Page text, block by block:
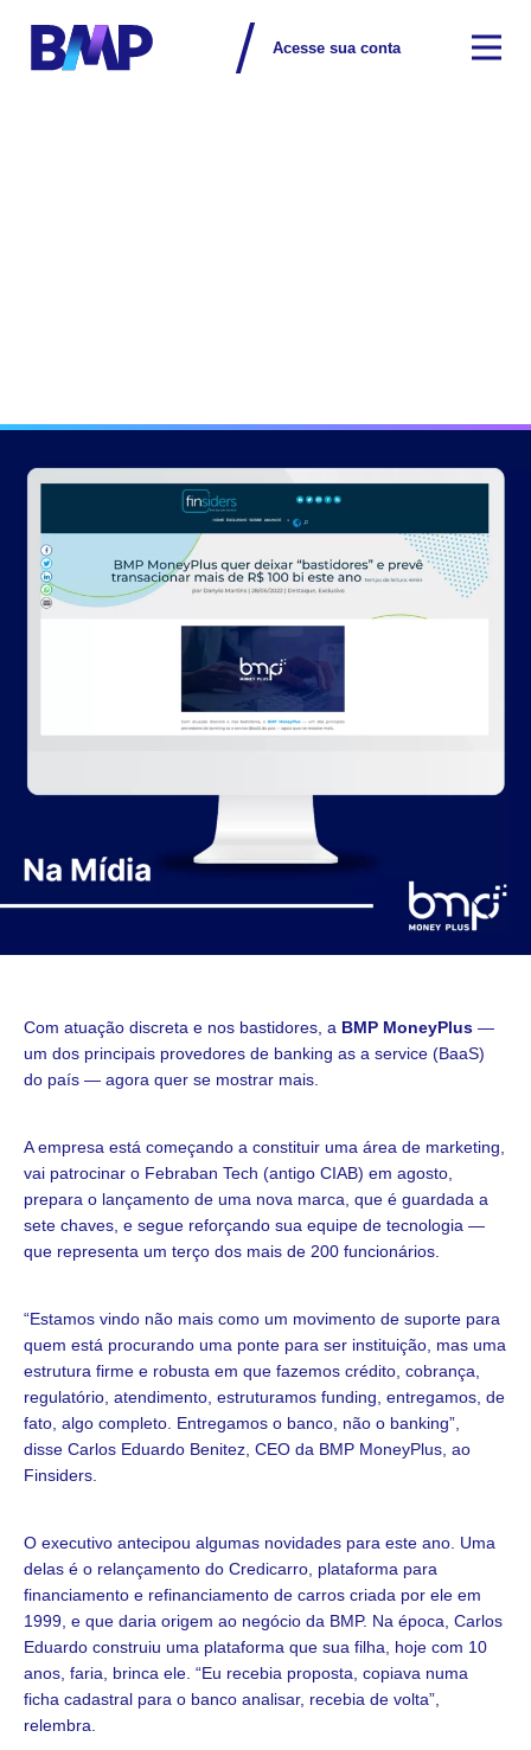
Acesse sua conta
Com atuação discreta e nos bastidores, a BMP MoneyPlus —
um dos principais provedores de banking as a service (BaaS)
do país — agora quer se mostrar mais.
A empresa está começando a constituir uma área de marketing,
vai patrocinar o Febraban Tech (antigo CIAB) em agosto,
prepara o lançamento de uma nova marca, que é guardada a
sete chaves, e segue reforçando sua equipe de tecnologia —
que representa um terço dos mais de 200 funcionários.
“Estamos vindo não mais como um movimento de suporte para
quem está procurando uma ponte para ser instituição, mas uma
estrutura firme e robusta em que fazemos crédito, cobrança,
regulatório, atendimento, estruturamos funding, entregamos, de
fato, algo completo. Entregamos o banco, não o banking”,
disse Carlos Eduardo Benitez, CEO da BMP MoneyPlus, ao
Finsiders.
O executivo antecipou algumas novidades para este ano. Uma
delas é o relançamento do Credicarro, plataforma para
financiamento e refinanciamento de carros criada por ele em
1999, e que daria origem ao negócio da BMP. Na época, Carlos
Eduardo construiu uma plataforma que sua filha, hoje com 10
anos, faria, brinca ele. “Eu recebia proposta, copiava numa
ficha cadastral para o banco analisar, recebia de volta”,
relembra.